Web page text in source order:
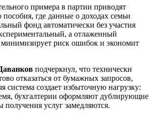
примера в партии приводят
пособия, где данные о доходах семьи
фонд автоматически без участия
а отлаженный
риск ошибок и экономит
подчеркнул, что технически
отказаться от бумажных запросов,
система создает избыточную нагрузку:
бухгалтерии оформляют дублирующие
получения услуг замедляются.